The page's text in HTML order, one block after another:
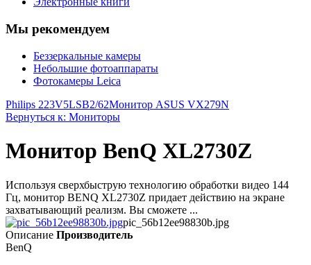
Мы рекомендуем
Беззеркальные камеры
Небольшие фотоаппараты
Фотокамеры Leica
Philips 223V5LSB2/62Монитор ASUS VX279N
Вернуться к: Мониторы
Монитор BenQ XL2730Z
Используя сверхбыструю технологию обработки видео 144
Гц, монитор BENQ XL2730Z придает действию на экране
захватывающий реализм. Вы сможете ...
pic_56b12ee98830b.jpg
Описание Производитель
BenQ